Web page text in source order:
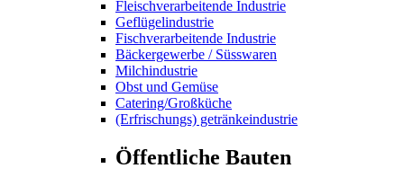
Fleischverarbeitende Industrie
Geflügelindustrie
Fischverarbeitende Industrie
Bäckergewerbe / Süsswaren
Milchindustrie
Obst und Gemüse
Catering/Großküche
(Erfrischungs) getränkeindustrie
Öffentliche Bauten